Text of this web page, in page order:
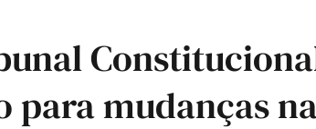
para mudanças